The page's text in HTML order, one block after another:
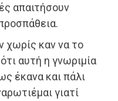
απαιτήσουν
χωρίς καν να το
αυτή η γνωριμία
έκανα και πάλι
γιατί